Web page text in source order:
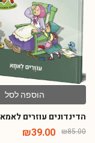
הוספה לסל
הדינדונים עוזרים לאמא
₪85.00
₪39.00